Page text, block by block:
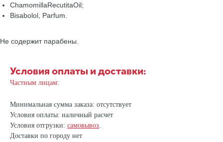
ChamomillaRecutitaOil;
Bisabolol, Parfum.
Не содержит парабены.
Условия оплаты и доставки:
Частным лицам:
Минимальная сумма заказа: отсутствует
Условия оплаты: наличный расчет
Условия отгрузки: самовывоз
Доставки по городу нет